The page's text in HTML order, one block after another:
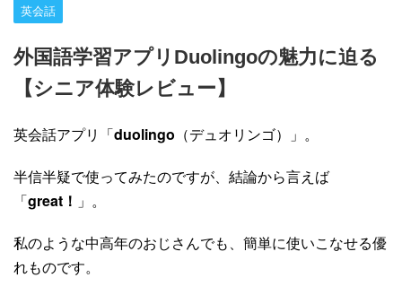
英会話
外国語学習アプリDuolingoの魅力に迫る
【シニア体験レビュー】
英会話アプリ「duolingo （デュオリンゴ）」。
半信半疑で使ってみたのですが、結論から言えば
「great！ 」。
私のような中高年のおじさんでも、簡単に使いこなせる優
れものです。